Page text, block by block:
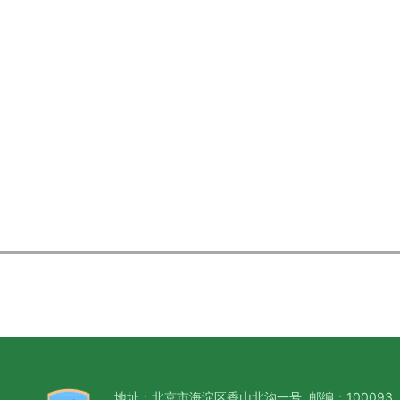
地址：北京市海淀区香山北沟一号 邮编：100093